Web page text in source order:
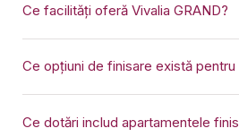
Ce facilități oferă Vivalia GRAND?
Ce opțiuni de finisare există
Ce dotări includ apartamentele